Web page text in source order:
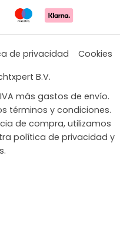
de privacidad
Cookies
B.V.
más gastos de envío.
términos y condiciones.
de compra, utilizamos
política de privacidad y